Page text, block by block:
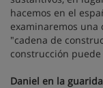
hacemos en el
examinaremos una
"cadena de
construcción
Daniel en la